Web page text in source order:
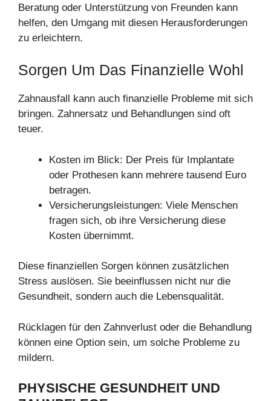
Beratung oder Unterstützung von Freunden kann
helfen, den Umgang mit diesen Herausforderungen
zu erleichtern.
Sorgen Um Das Finanzielle Wohl
Zahnausfall kann auch finanzielle Probleme mit sich
bringen. Zahnersatz und Behandlungen sind oft
teuer.
Kosten im Blick: Der Preis für Implantate
oder Prothesen kann mehrere tausend Euro
betragen.
Versicherungsleistungen: Viele Menschen
fragen sich, ob ihre Versicherung diese
Kosten übernimmt.
Diese finanziellen Sorgen können zusätzlichen
Stress auslösen. Sie beeinflussen nicht nur die
Gesundheit, sondern auch die Lebensqualität.
Rücklagen für den Zahnverlust oder die Behandlung
können eine Option sein, um solche Probleme zu
mildern.
PHYSISCHE GESUNDHEIT UND